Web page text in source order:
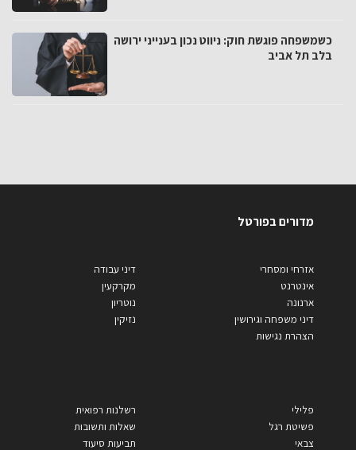
כשמשפחה פוגשת חוק: ניווט נכון בענייני ירושה
בלב תל אביב
מדורים בפורטל
אזרחי ומסחרי
אינטרנט
ארנונה
דיני משפחה וגירושין
הצהרת נגישות
דיני עבודה
מקרקעין
נוטריון
נזיקין
פלילי
פשיטת רגל
צבאי
רשלנות רפואית
שאלות ותשובות
תביעות סיעוד